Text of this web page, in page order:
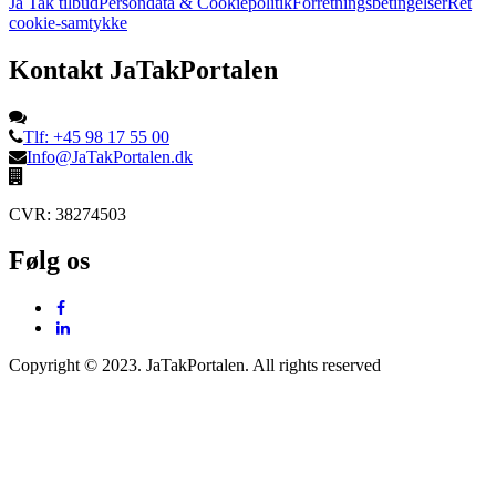
cookie-samtykke
Kontakt JaTakPortalen
Tlf: +45 98 17 55 00
Info@JaTakPortalen.dk
CVR: 38274503
Følg os
Copyright © 2023. JaTakPortalen. All rights reserved